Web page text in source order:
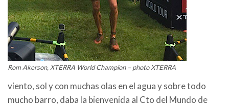
Rom Akerson, XTERRA World Champion – photo XTERRA
viento, sol y con muchas olas en el agua y sobre todo
mucho barro, daba la bienvenida al Cto del Mundo de